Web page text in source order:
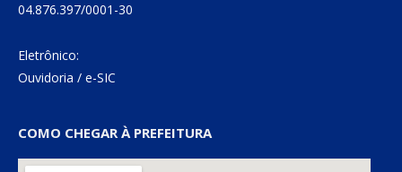
04.876.397/0001-30
Eletrônico:
Ouvidoria / e-SIC
COMO CHEGAR À PREFEITURA